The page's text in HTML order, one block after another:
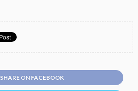
SHARE ON FACEBOOK